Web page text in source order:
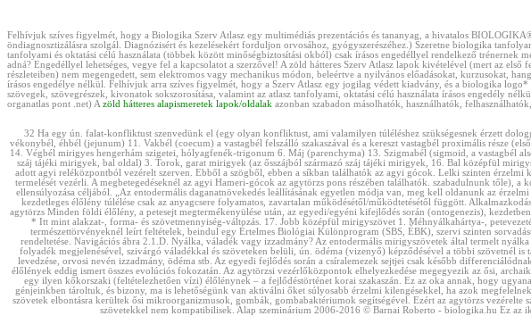
Felhívjuk szíves figyelmét, hogy a Biologika Szerv Atlasz egy multimédiás prezentációs és tananyag, a hivatalos
öndiagnosztizálásra szolgál. Diagnózisért és kezelésekért forduljon orvosához, gyógyszerészéhez.) Szeretne biologika
tanfolyami és oktatási célú használata (többek között minőségbiztosítási okból) csak írásos engedéllyel rendelkező
adná? Engedéllyel lehetséges, vegye fel a kapcsolatot a szerzővel! A zöld hátteres Szerv Atlasz lapok kivételével (mert az
részleteiben) nem megengedett, sem elektromos vagy mechanikus módon, beleértve a nyilvános előadásokat, kurzusokat,
írásos engedélye nélkül. Felhívjuk arra szíves figyelmét, hogy a Szerv Atlasz egy jogilag védett kiadvány, és a biologika
szövegek, szövegrészek, kivonatok sokszorosítása, valamint az atlasz tanfolyami, oktatási célú használata írásos engedély
organatlas pont .net) A zöld hátteres alapismeretek lapok/oldalak azonban szabadon másolhatók, használhatók,
32 Ha egy ún. falat-konfliktust szenvedünk el (egy olyan konfliktust, ami valamilyen túléléshez szükségesnek érzett
vékonybél, éhbél (jejunum) 11. Vakbél (coecum) a vastagbél felszálló szakaszával és a kereszt vastagbél proximális része
14. Végbél mirigyes hengerhám szigetei, hólyagfenék-trigonum 6. Máj (parenchyma) 13. Szigmabél (sigmoid, a vastagbél
száj tájéki mirigyek, bal oldal) 3. Torok, garat mirigyek (az ősszájból származó száj tájéki mirigyek, 16. Bal középfül
adott agyi reléközpontból vezérelt szerven. Ebből a szögből, ebben a síkban találhatók az agyi gócok. Lelki szinten
termelését vezérli. A megbetegedéseknél az agyi Hameri-gócok az agytörzs pons részében találhatók. szabadulnunk
ellensúlyozása céljából. „Az entodermális daganatnövekedés leállításának egyetlen módja van, meg kell oldanunk az
kezdetleges élőlény túlélése csak az anyagcsere folyamatos, zavartalan működésétől/működtetésétől függött.
agytörzs Minden földi élőlény, a petesejt megtermékenyülése után, az egyedi/egyéni kifejlődés során (ontogenezis),
* Itt mint alakzat-, forma- és szövetmennyiség-változás. 17. Jobb középfül mirigyszövet 1. Méhnyálkahártya-,
természettörvényeknél leírt feltételek, beindul egy Értelmes Biológiai Különprogram (SBS, ÉBK), szervi szinten
rendeltetése. Navigációs ábra 2.1.D. Nyálka, váladék vagy izzadmány? Az entodermális mirigyszövetek által termelt
folyadék megjelenésével, szivárgó váladékkal és szöveteken belüli, ún. ödéma (vizenyő) képződésével a többi szövetnél
levedzése, orvosi nevén izzadmány, ödéma stb. Az egyedi fejlődés során a csíralemezek sejtjei csak később
élőlények eddig ismert összes evolúciós fokozatán. Az agytörzsi vezérlőközpontok elhelyezkedése megegyezik az ősi,
egy ilyen kőkorszaki (feltételezhetően vízi) élőlénynek – a fejlődéstörténet korai szakaszán. Ez az oka annak, hogy
génjeinkben tároltuk, és bizony, ma is lehetőségünk van aktiválni őket súlyosabb érzelmi kilengésekkel, ha azok
szövetek elbontásra kerültek ősi mikroorganizmusok, gombák, gombabaktériumok segítségével. Ezért az agytörzs
szövetekkel nem kompatibilisek. Alap szeminárium 2006-2016 © Barnai Roberto - biologika.hu Ez az